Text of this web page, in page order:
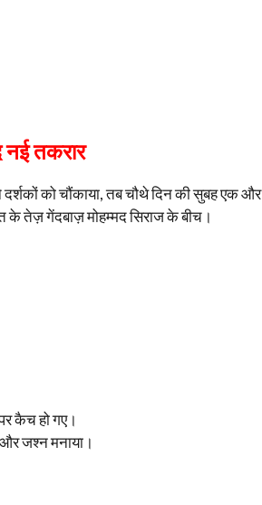
तकरार
को चौंकाया, तब चौथे दिन की सुबह एक और
तेज़ गेंदबाज़ मोहम्मद सिराज के बीच।
कैच हो गए।
जश्न मनाया।